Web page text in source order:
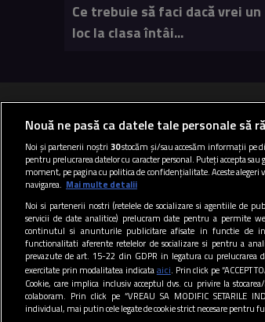
Ce trebuie să faci dacă vrei un
loc la clasa întâi...
Nouă ne pasă ca datele tale personale să
Noi și partenerii noștri 30stocăm și/sau accesăm informații pe
pentru prelucrarea datelor cu caracter personal. Puteți accepta
moment, pe pagina cu politica de confidențialitate. Aceste
navigarea. Mai multe detalii
Noi si partenerii nostri (retelele de socializare si agentiile de
servicii de date analitice) prelucram date pentru a permite
continutul si anunturile publicitare afisate in functie de
functionalitati aferente retelelor de socializare si pentru a
prevazute de art. 15-22 din GDPR in legatura cu prelucrarea
exercitate prin modalitatea indicataaici. Prin click pe “ACCEPT
Cookie, care implica inclusiv acceptul dvs. cu privire la
colaboram. Prin click pe “VREAU SA MODIFIC SETARILE
individual, mai putin cele legate de cookie strict necesare pentru